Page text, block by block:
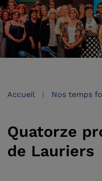
Accueil Nos temps
Quatorze
de Lauriers